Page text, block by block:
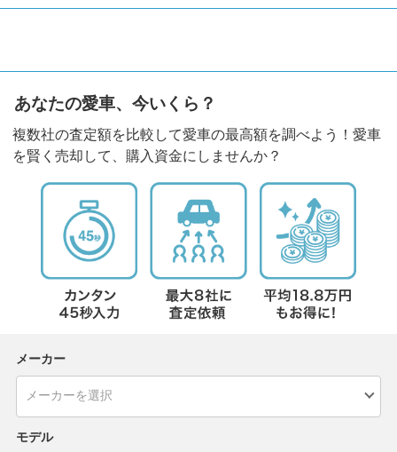
あなたの愛車、今いくら？
複数社の査定額を比較して愛車の最高額を調べよう！愛車
を賢く売却して、購入資金にしませんか？
メーカー
モデル